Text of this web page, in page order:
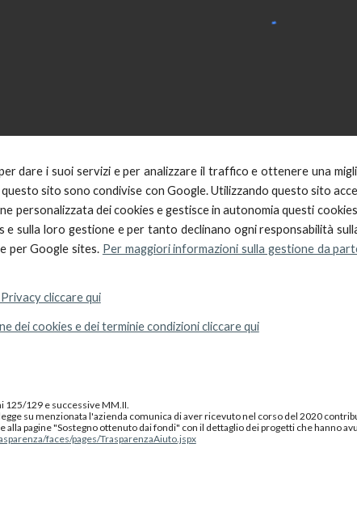
dare i suoi servizi e per analizzare il traffico e ottenere una
sito sono condivise con Google. Utilizzando questo sito
personalizzata dei cookies e gestisce in autonomia questi
sulla loro gestione e per tanto declinano ogni responsabilità
per Google sites. Per maggiori informazioni sulla gestione da
cliccare qui
dei cookies e dei terminie condizioni cliccare qui
125/129 e successive MM.II.
su menzionata l'azienda comunica di aver ricevuto nel corso del 2020
alla pagine "Sostegno ottenuto dai fondi" con il dettaglio dei progetti che hanno
faces/pages/TrasparenzaAiuto.jspx